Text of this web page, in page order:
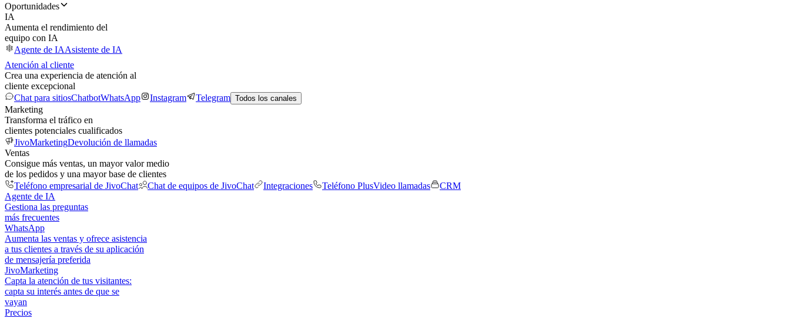
Oportunidades
IA
Aumenta el rendimiento del
equipo con IA
Agente de IAAsistente de IA
Atención al cliente
Crea una experiencia de atención al
cliente excepcional
Chat para sitiosChatbotWhatsApp Instagram Telegram Todos los canales
Marketing
Transforma el tráfico en
clientes potenciales cualificados
JivoMarketingDevolución de llamadas
Ventas
Consigue más ventas, un mayor valor medio
de los pedidos y una mayor base de clientes
Teléfono empresarial de JivoChat
Chat de equipos de JivoChat Integraciones Teléfono PlusVideo llamadas
CRM
Agente de IA
Gestiona las preguntas
más frecuentes
WhatsApp
Aumenta las ventas y ofrece asistencia
a tus clientes a través de su aplicación
de mensajería preferida
JivoMarketing
Capta la atención de tus visitantes:
capta su interés antes de que se
vayan
Precios